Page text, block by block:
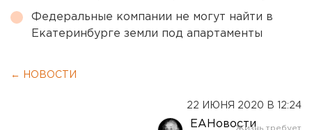
Федеральные компании не могут найти в
Екатеринбурге земли под апартаменты
← НОВОСТИ
22 ИЮНЯ 2020 В 12:24
ЕАНовости